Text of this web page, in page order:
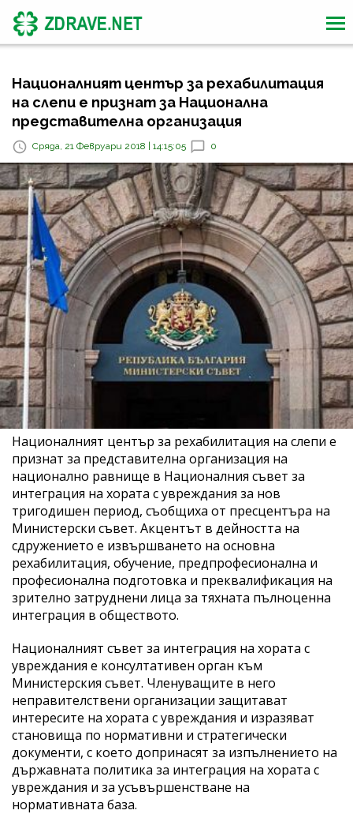
Националният център за рехабилитация
на слепи е признат за Национална
представителна организация
Сряда, 21 Февруари 2018 | 14:15:05 0
Националният център за рехабилитация на слепи е
признат за представителна организация на
национално равнище в Националния съвет за
интеграция на хората с увреждания за нов
тригодишен период, съобщиха от пресцентъра на
Министерски съвет. Акцентът в дейността на
сдружението е извършването на основна
рехабилитация, обучение, предпрофесионална и
професионална подготовка и преквалификация на
зрително затруднени лица за тяхната пълноценна
интеграция в обществото.
Националният съвет за интеграция на хората с
увреждания е консултативен орган към
Министерския съвет. Членуващите в него
неправителствени организации защитават
интересите на хората с увреждания и изразяват
становища по нормативни и стратегически
документи, с което допринасят за изпълнението на
държавната политика за интеграция на хората с
увреждания и за усъвършенстване на
нормативната база.